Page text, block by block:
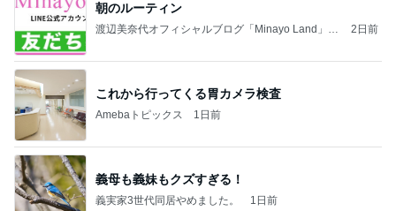
朝のルーティン
渡辺美奈代オフィシャルブログ「Minayo Land」P
2日前
これから行ってくる胃カメラ検査
Amebaトピックス 1日前
義母も義妹もクズすぎる！
義実家3世代同居やめました。 1日前